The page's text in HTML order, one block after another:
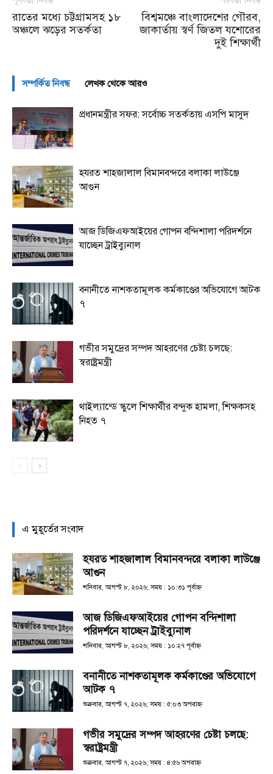
রাতের মধ্যে চট্টগ্রামসহ ১৮
অঞ্চলে ঝড়ের সতর্কতা
বিশ্বমঞ্চে বাংলাদেশের গৌরব,
জাকার্তায় স্বর্ণ জিতল যশোরের
দুই শিক্ষার্থী
সম্পর্কিত নিবন্ধ লেখক থেকে আরও
প্রধানমন্ত্রীর সফর: সর্বোচ্চ সতর্কতায় এসপি মাসুদ
হযরত শাহজালাল বিমানবন্দরে বলাকা লাউঞ্জে
আগুন
আজ ডিজিএফআইয়ের গোপন বন্দিশালা পরিদর্শনে
যাচ্ছেন ট্রাইব্যুনাল
বনানীতে নাশকতামূলক কর্মকাণ্ডের অভিযোগে আটক
৭
গভীর সমুদ্রের সম্পদ আহরণের চেষ্টা চলছে:
স্বরাষ্ট্রমন্ত্রী
থাইল্যান্ডে স্কুলে শিক্ষার্থীর বন্দুক হামলা, শিক্ষকসহ
নিহত ৭
এ মুহূর্তের সংবাদ
হযরত শাহজালাল বিমানবন্দরে বলাকা লাউঞ্জে
আগুন
শনিবার, আগস্ট ৮, ২০২৬; সময় : ১০:৩১ পূর্বাহ্ণ
আজ ডিজিএফআইয়ের গোপন বন্দিশালা
পরিদর্শনে যাচ্ছেন ট্রাইব্যুনাল
শনিবার, আগস্ট ৮, ২০২৬; সময় : ১০:২৭ পূর্বাহ্ণ
বনানীতে নাশকতামূলক কর্মকাণ্ডের অভিযোগে
আটক ৭
শুক্রবার, আগস্ট ৭, ২০২৬; সময় : ৫:০৩ অপরাহ্ণ
গভীর সমুদ্রের সম্পদ আহরণের চেষ্টা চলছে:
স্বরাষ্ট্রমন্ত্রী
শুক্রবার, আগস্ট ৭, ২০২৬; সময় : ৪:৫৬ অপরাহ্ণ